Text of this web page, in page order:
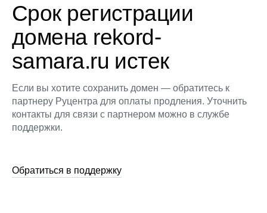
Срок регистрации
домена rekord-
samara.ru истек
Если вы хотите сохранить домен — обратитесь к
партнеру Руцентра для оплаты продления. Уточнить
контакты для связи с партнером можно в службе
поддержки.
Обратиться в поддержку